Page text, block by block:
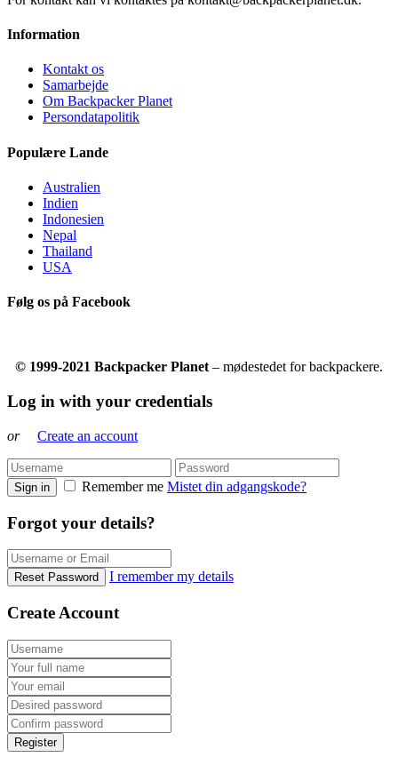
Information
Kontakt os
Samarbejde
Om Backpacker Planet
Persondatapolitik
Populære Lande
Australien
Indien
Indonesien
Nepal
Thailand
USA
Følg os på Facebook
© 1999-2021 Backpacker Planet– mødestedet for backpackere.
Log in with your credentials
or Create an account
Sign in Remember me Mistet din adgangskode?
Forgot your details?
Reset Password I remember my details
Create Account
Register